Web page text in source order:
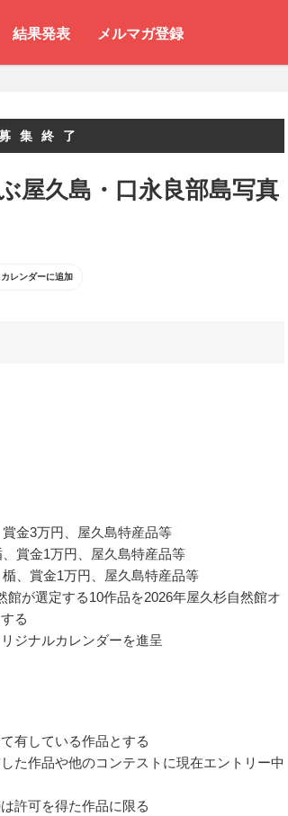
結果発表 メルマガ登録
集終了
屋久島・口永良部島写真
レンダーに追加
金3万円、屋久島特産品等
賞金1万円、屋久島特産品等
、賞金1万円、屋久島特産品等
が選定する10作品を2026年屋久杉自然館オ
る
ジナルカレンダーを進呈
有している作品とする
た作品や他のコンテストに現在エントリー中
許可を得た作品に限る